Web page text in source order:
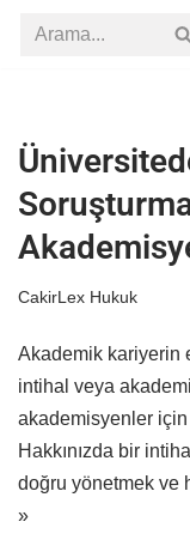
CakirLex Hukuk
Akademik kariyerin
intihal veya
akademisyenler için
Hakkınızda bir
doğru yönetmek ve
»